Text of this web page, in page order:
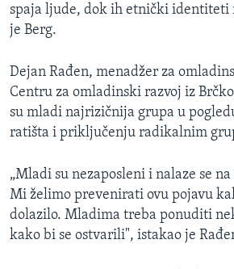
spaja ljude, dok ih etnički identiteti
je Berg.
Dejan Rađen, menadžer za
Centru za omladinski razvoj iz
su mladi najrizičnija grupa u
ratišta i priključenju radikalnim
„Mladi su nezaposleni i nalaze se
Mi želimo prevenirati ovu pojavu
dolazilo. Mladima treba ponuditi
kako bi se ostvarili", istakao je